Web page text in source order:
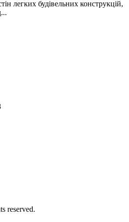
легких будівельних конструкцій,
reserved.